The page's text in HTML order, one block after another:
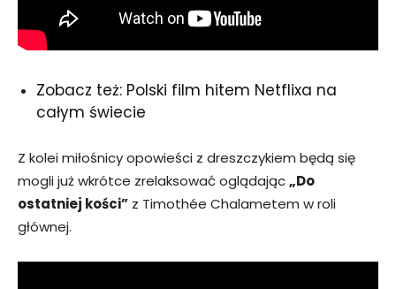
Zobacz też: Polski film hitem Netflixa na
całym świecie
Z kolei miłośnicy opowieści z dreszczykiem będą się
mogli już wkrótce zrelaksować oglądając„Do
ostatniej kości” z Timothée Chalametem w roli
głównej.